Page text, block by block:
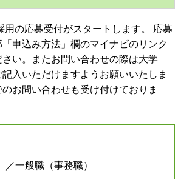
用の応募受付がスタートします。 応募
申込み方法」欄のマイナビのリンク
い。またお問い合わせの際は大学
入いただけますようお願いいたしま
お問い合わせも受け付けておりま
一般職（事務職）